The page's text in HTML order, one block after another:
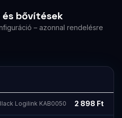
bővítések
– azonnal rendelésre
Logilink KAB0050 2 898 Ft